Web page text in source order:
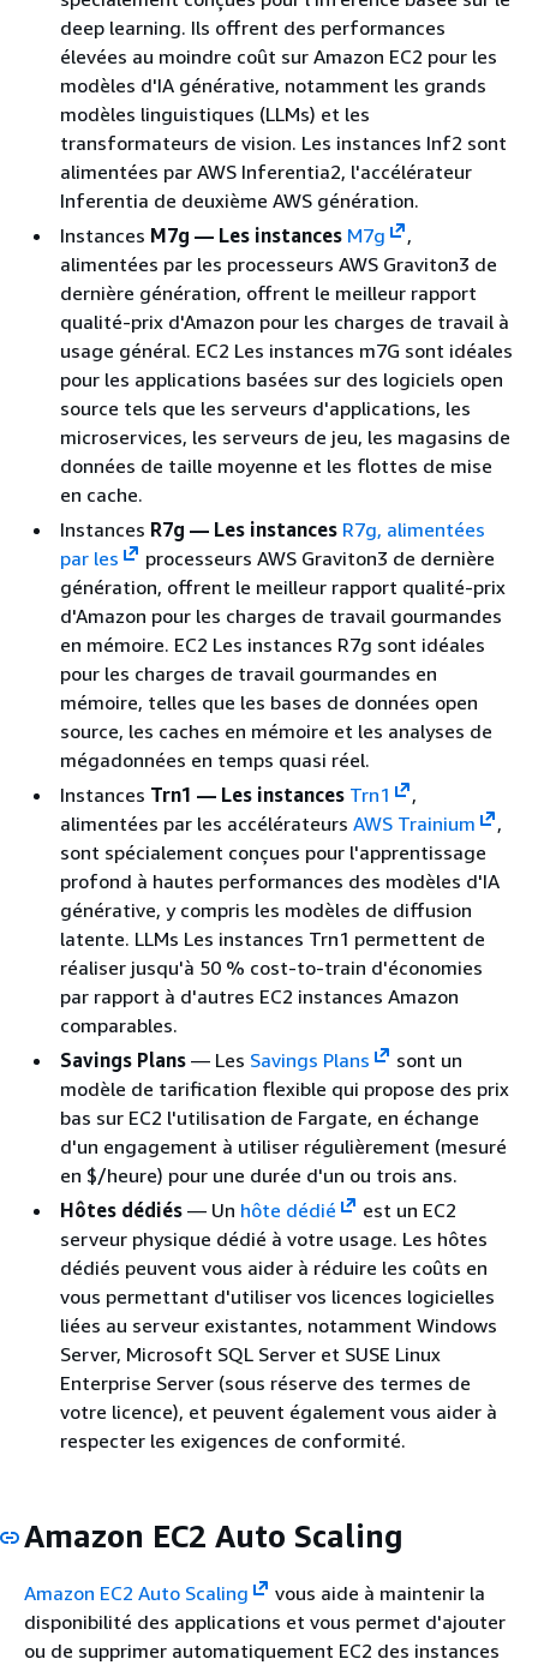
deep learning. Ils offrent des performances
élevées au moindre coût sur Amazon EC2 pour les
modèles d'IA générative, notamment les grands
modèles linguistiques (LLMs) et les
transformateurs de vision. Les instances Inf2 sont
alimentées par AWS Inferentia2, l'accélérateur
Inferentia de deuxième AWS génération.
Instances M7g — Les instances M7g
,
alimentées par les processeurs AWS Graviton3 de
dernière génération, offrent le meilleur rapport
qualité-prix d'Amazon pour les charges de travail à
usage général. EC2 Les instances m7G sont idéales
pour les applications basées sur des logiciels open
source tels que les serveurs d'applications, les
microservices, les serveurs de jeu, les magasins de
données de taille moyenne et les flottes de mise
en cache.
Instances R7g — Les instances R7g, alimentées
par les
processeurs AWS Graviton3 de dernière
génération, offrent le meilleur rapport qualité-prix
d'Amazon pour les charges de travail gourmandes
en mémoire. EC2 Les instances R7g sont idéales
pour les charges de travail gourmandes en
mémoire, telles que les bases de données open
source, les caches en mémoire et les analyses de
mégadonnées en temps quasi réel.
Instances Trn1 — Les instances Trn1
,
alimentées par les accélérateurs AWS Trainium
,
sont spécialement conçues pour l'apprentissage
profond à hautes performances des modèles d'IA
générative, y compris les modèles de diffusion
latente. LLMs Les instances Trn1 permettent de
réaliser jusqu'à 50 % cost-to-train d'économies
par rapport à d'autres EC2 instances Amazon
comparables.
Savings Plans — Les Savings Plans
sont un
modèle de tarification flexible qui propose des prix
bas sur EC2 l'utilisation de Fargate, en échange
d'un engagement à utiliser régulièrement (mesuré
en $/heure) pour une durée d'un ou trois ans.
Hôtes dédiés — Un hôte dédié
est un EC2
serveur physique dédié à votre usage. Les hôtes
dédiés peuvent vous aider à réduire les coûts en
vous permettant d'utiliser vos licences logicielles
liées au serveur existantes, notamment Windows
Server, Microsoft SQL Server et SUSE Linux
Enterprise Server (sous réserve des termes de
votre licence), et peuvent également vous aider à
respecter les exigences de conformité.
Amazon EC2 Auto Scaling
Amazon EC2 Auto Scaling
vous aide à maintenir la
disponibilité des applications et vous permet d'ajouter
ou de supprimer automatiquement EC2 des instances